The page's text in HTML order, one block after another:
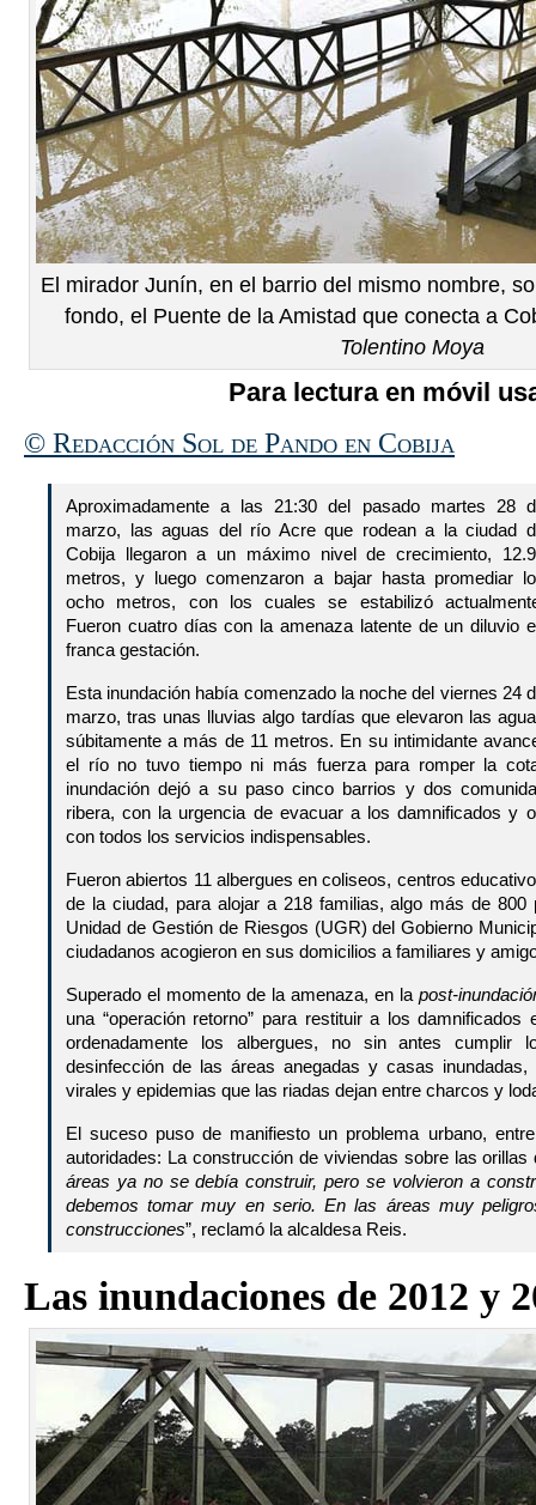
El mirador Junín, en el barrio del mismo nombre,
fondo, el Puente de la Amistad que conecta a
Tolentino Moya
Para lectura en móvil
© Redacción Sol de Pando en Cobija
Aproximadamente a las 21:30 del pasado martes 28
marzo, las aguas del río Acre que rodean a la ciudad
Cobija llegaron a un máximo nivel de crecimiento,
metros, y luego comenzaron a bajar hasta promediar
ocho metros, con los cuales se estabilizó
Fueron cuatro días con la amenaza latente de un diluvio
franca gestación.
Esta inundación había comenzado la noche del viernes 24
marzo, tras unas lluvias algo tardías que elevaron las
súbitamente a más de 11 metros. En su intimidante
el río no tuvo tiempo ni más fuerza para romper la
inundación dejó a su paso cinco barrios y dos
ribera, con la urgencia de evacuar a los damnificados y
con todos los servicios indispensables.
Fueron abiertos 11 albergues en coliseos, centros
de la ciudad, para alojar a 218 familias, algo más de 800
Unidad de Gestión de Riesgos (UGR) del Gobierno
ciudadanos acogieron en sus domicilios a familiares y
Superado el momento de la amenaza, en la post-
una “operación retorno” para restituir a los damnificados
ordenadamente los albergues, no sin antes cumplir
desinfección de las áreas anegadas y casas inundadas,
virales y epidemias que las riadas dejan entre charcos y
El suceso puso de manifiesto un problema urbano,
autoridades: La construcción de viviendas sobre las orillas
áreas ya no se debía construir, pero se volvieron a
debemos tomar muy en serio. En las áreas muy
construcciones”, reclamó la alcaldesa Reis.
Las inundaciones de 2012 y